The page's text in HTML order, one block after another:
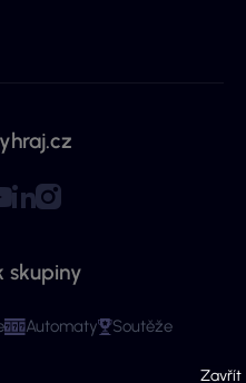
skupiny
Automaty Soutěže